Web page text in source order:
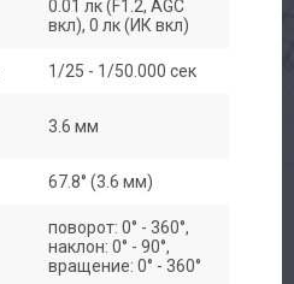
0.01 лк (F1.2, AGC
вкл), 0 лк (ИК вкл)
1/25 - 1/50.000 сек
3.6 мм
67.8° (3.6 мм)
поворот: 0° - 360°,
наклон: 0° - 90°,
вращение: 0° - 360°